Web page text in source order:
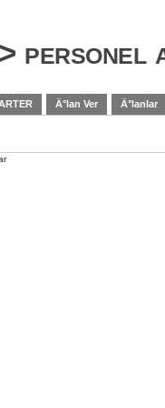
personel
Ä°lan Ver Ä°lanlar